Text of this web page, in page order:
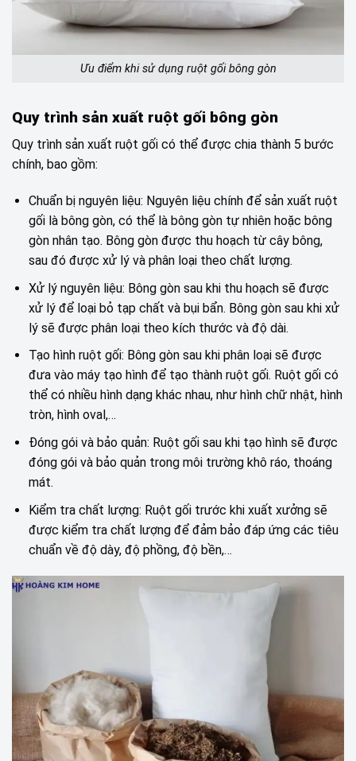
Ưu điểm khi sử dụng ruột gối bông gòn
Quy trình sản xuất ruột gối bông gòn
Quy trình sản xuất ruột gối có thể được chia thành 5 bước
chính, bao gồm:
Chuẩn bị nguyên liệu: Nguyên liệu chính để sản xuất ruột
gối là bông gòn, có thể là bông gòn tự nhiên hoặc bông
gòn nhân tạo. Bông gòn được thu hoạch từ cây bông,
sau đó được xử lý và phân loại theo chất lượng.
Xử lý nguyên liệu: Bông gòn sau khi thu hoạch sẽ được
xử lý để loại bỏ tạp chất và bụi bẩn. Bông gòn sau khi xử
lý sẽ được phân loại theo kích thước và độ dài.
Tạo hình ruột gối: Bông gòn sau khi phân loại sẽ được
đưa vào máy tạo hình để tạo thành ruột gối. Ruột gối có
thể có nhiều hình dạng khác nhau, như hình chữ nhật, hình
tròn, hình oval,…
Đóng gói và bảo quản: Ruột gối sau khi tạo hình sẽ được
đóng gói và bảo quản trong môi trường khô ráo, thoáng
mát.
Kiểm tra chất lượng: Ruột gối trước khi xuất xưởng sẽ
được kiểm tra chất lượng để đảm bảo đáp ứng các tiêu
chuẩn về độ dày, độ phồng, độ bền,…